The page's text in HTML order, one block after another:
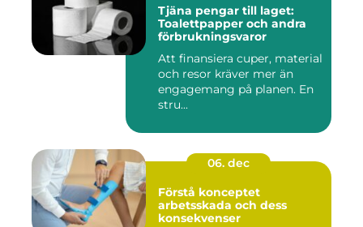
Tjäna pengar till laget:
Toalettpapper och andra
förbrukningsvaror
Att finansiera cuper, material
och resor kräver mer än
engagemang på planen. En
stru...
06. dec
Förstå konceptet
arbetsskada och dess
konsekvenser